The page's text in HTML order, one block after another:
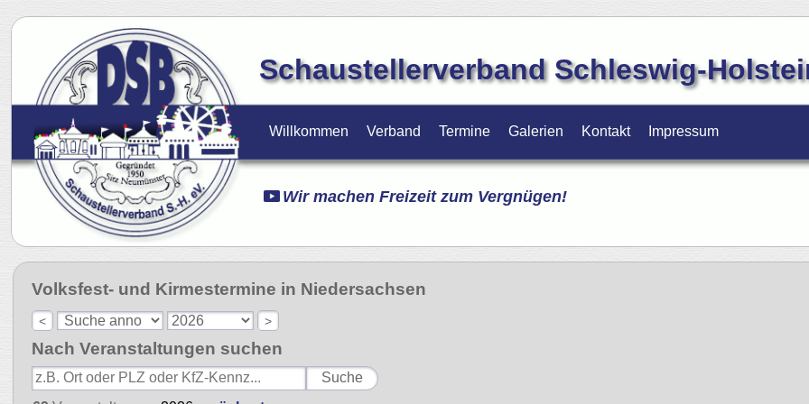
Willkommen Verband Termine Galerien Kontakt Impressum
Schaustellerverband Schleswig-
Wir machen Freizeit zum Vergnügen!
Volksfest- und Kirmestermine in Niedersachsen
< >
Nach Veranstaltungen suchen